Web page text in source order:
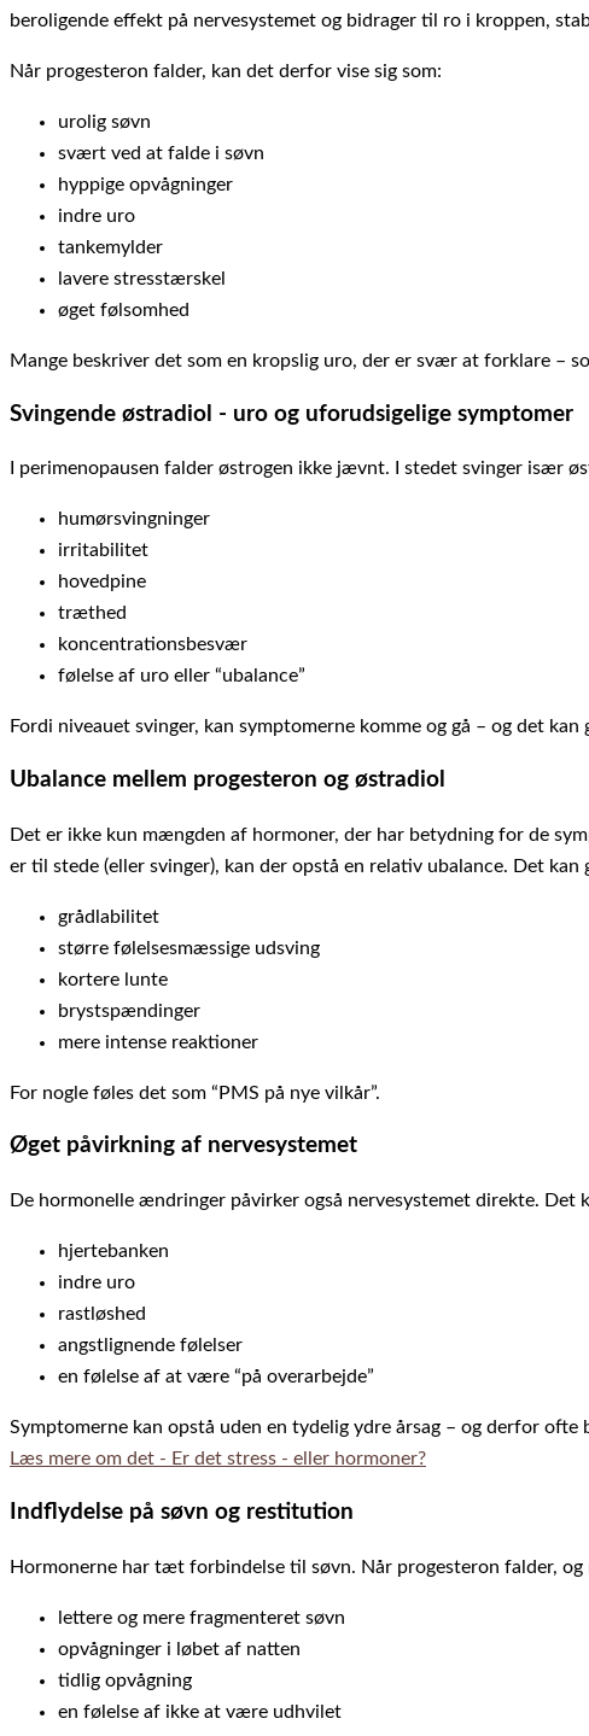
beroligende effekt på nervesystemet og bidrager til ro i kroppen,
Når progesteron falder, kan det derfor vise sig som:
urolig søvn
svært ved at falde i søvn
hyppige opvågninger
indre uro
tankemylder
lavere stresstærskel
øget følsomhed
Mange beskriver det som en kropslig uro, der er svær at forklare –
Svingende østradiol - uro og uforudsigelige symptomer
I perimenopausen falder østrogen ikke jævnt. I stedet svinger især
humørsvingninger
irritabilitet
hovedpine
træthed
koncentrationsbesvær
følelse af uro eller “ubalance”
Fordi niveauet svinger, kan symptomerne komme og gå – og det
Ubalance mellem progesteron og østradiol
Det er ikke kun mængden af hormoner, der har betydning for de
er til stede (eller svinger), kan der opstå en relativ ubalance. Det
grådlabilitet
større følelsesmæssige udsving
kortere lunte
brystspændinger
mere intense reaktioner
For nogle føles det som “PMS på nye vilkår”.
Øget påvirkning af nervesystemet
De hormonelle ændringer påvirker også nervesystemet direkte.
hjertebanken
indre uro
rastløshed
angstlignende følelser
en følelse af at være “på overarbejde”
Symptomerne kan opstå uden en tydelig ydre årsag – og derfor
Læs mere om det - Er det stress - eller hormoner?
Indflydelse på søvn og restitution
Hormonerne har tæt forbindelse til søvn. Når progesteron falder, og
lettere og mere fragmenteret søvn
opvågninger i løbet af natten
tidlig opvågning
en følelse af ikke at være udhvilet